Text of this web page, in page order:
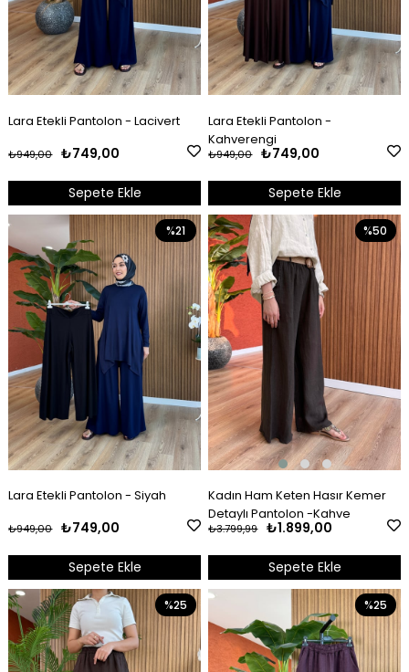
Lara Etekli Pantolon - Lacivert
₺749,00
₺949,00
Sepete Ekle
Lara Etekli Pantolon -
Kahverengi
₺749,00
₺949,00
Sepete Ekle
Lara Etekli Pantolon - Siyah
₺749,00
₺949,00
Sepete Ekle
%21
Kadın Ham Keten Hasır Kemer
Detaylı Pantolon -Kahve
₺1.899,00
₺3.799,99
Sepete Ekle
%50
%25 %25